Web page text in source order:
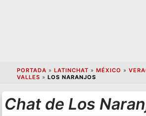
PORTADA » LATINCHAT » MÉXICO »
VALLES » LOS NARANJOS
Chat de Los